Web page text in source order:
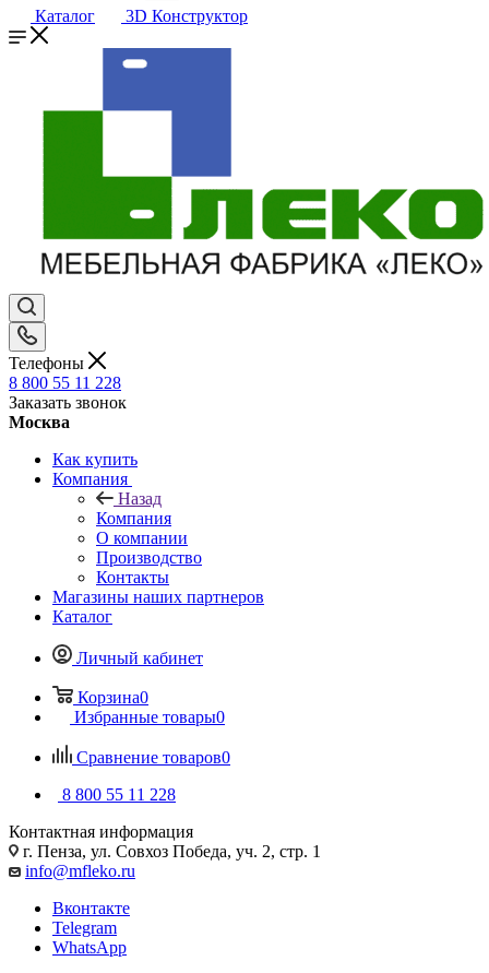
Каталог
3D Конструктор
Телефоны
8 800 55 11 228
Заказать звонок
Москва
Как купить
Компания
Назад
Компания
О компании
Производство
Контакты
Магазины наших партнеров
Каталог
Личный кабинет
Корзина0
Избранные товары0
Сравнение товаров0
8 800 55 11 228
Контактная информация
г. Пенза, ул. Совхоз Победа, уч. 2, стр. 1
info@mfleko.ru
Вконтакте
Telegram
WhatsApp